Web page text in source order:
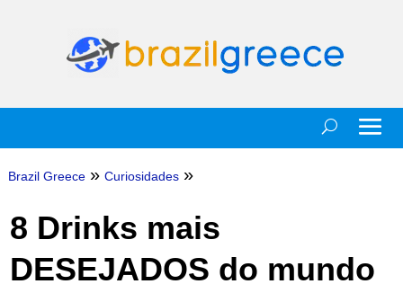
Brazil Greece » Curiosidades »
8 Drinks mais
DESEJADOS do mundo